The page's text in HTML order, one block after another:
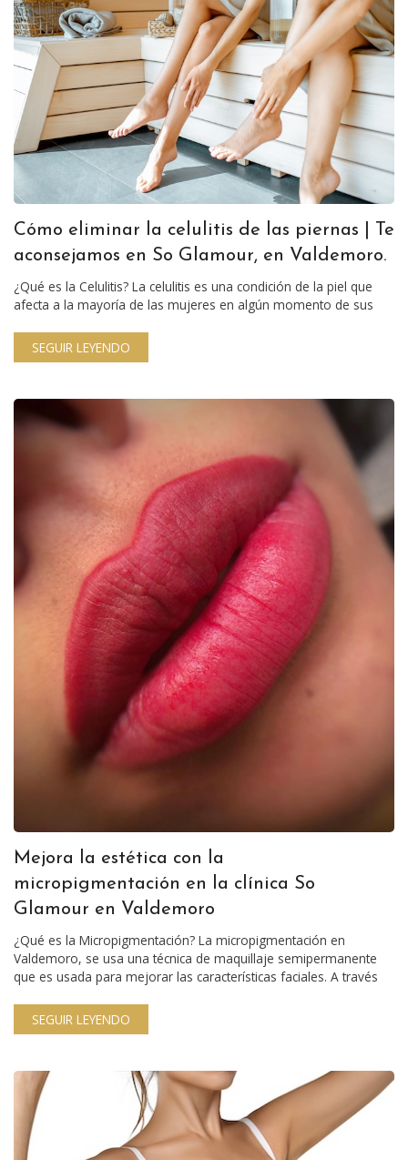
Cómo eliminar la celulitis de las piernas | Te
aconsejamos en So Glamour, en Valdemoro.
¿Qué es la Celulitis? La celulitis es una condición de la piel que
afecta a la mayoría de las mujeres en algún momento de sus
SEGUIR LEYENDO
Mejora la estética con la
micropigmentación en la clínica So
Glamour en Valdemoro
¿Qué es la Micropigmentación? La micropigmentación en
Valdemoro, se usa una técnica de maquillaje semipermanente
que es usada para mejorar las características faciales. A través
SEGUIR LEYENDO